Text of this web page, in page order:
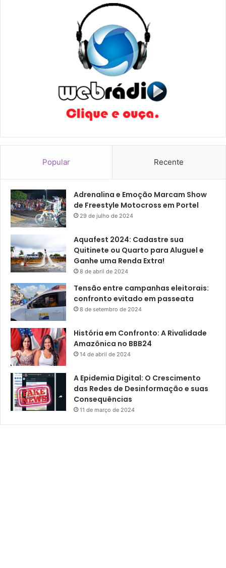
Popular Recente
Adrenalina e Emoção Marcam Show
de Freestyle Motocross em Portel
29 de julho de 2024
Aquafest 2024: Cadastre sua
Quitinete ou Quarto para Aluguel e
Ganhe uma Renda Extra!
8 de abril de 2024
Tensão entre campanhas eleitorais:
confronto evitado em passeata
8 de setembro de 2024
História em Confronto: A Rivalidade
Amazônica no BBB24
14 de abril de 2024
A Epidemia Digital: O Crescimento
das Redes de Desinformação e suas
Consequências
11 de março de 2024